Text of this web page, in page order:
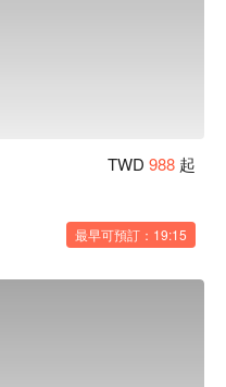
TWD 988 起
最早可預訂：19:15